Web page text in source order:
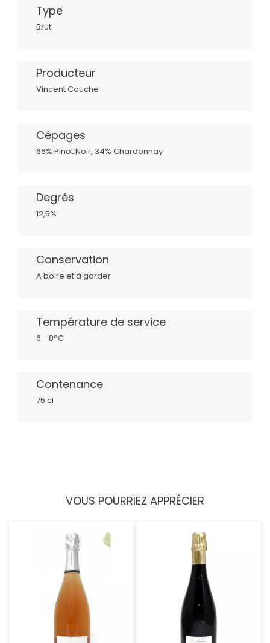
Type
Brut
Producteur
Vincent Couche
Cépages
66% Pinot Noir, 34% Chardonnay
Degrés
12,5%
Conservation
A boire et à garder
Température de service
6 - 8°C
Contenance
75 cl
VOUS POURRIEZ APPRÉCIER